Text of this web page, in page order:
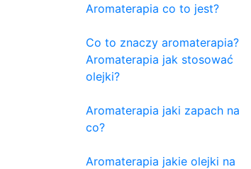
Aromaterapia co to jest?
Co to znaczy aromaterapia?
Aromaterapia jak stosować
olejki?
Aromaterapia jaki zapach na
co?
Aromaterapia jakie olejki na